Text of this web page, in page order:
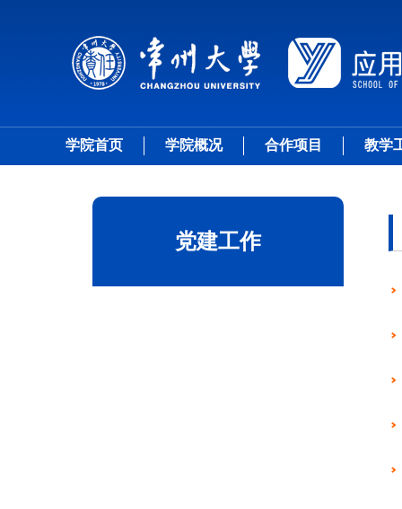
学院首页 学院概况 合作项目 教学
党建工作